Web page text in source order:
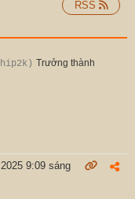
RSS
Trưởng thành
9:09 sáng